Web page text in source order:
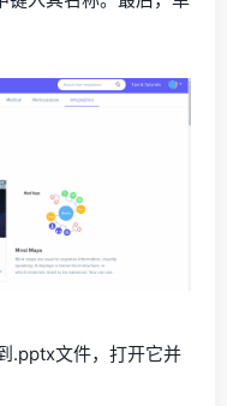
.pptx文件，打开它并